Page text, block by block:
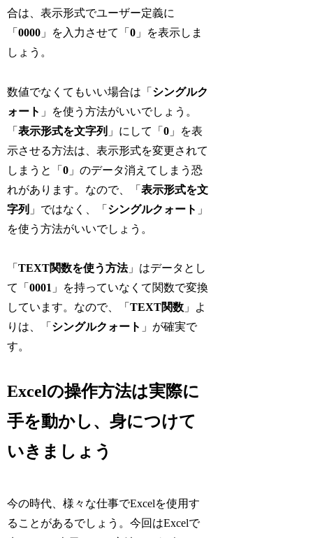
合は、表示形式でユーザー定義に
「0000 」を入力させて「0 」を表示しま
しょう。
数値でなくてもいい場合は「 シングルク
ォート 」を使う方法がいいでしょう。
「表示形式を文字列 」にして「0 」を表
示させる方法は、表示形式を変更されて
しまうと「0 」のデータ消えてしまう恐
れがあります。なので、「表示形式を文
字列 」ではなく、「 シングルクォート 」
を使う方法がいいでしょう。
「TEXT関数を使う方法」はデータとし
て「0001 」を持っていなくて関数で変換
しています。なので、「TEXT関数 」よ
りは、「 シングルクォート 」が確実で
す。
Excelの操作方法は実際に
手を動かし、身につけて
いきましょう
今の時代、様々な仕事でExcelを使用す
ることがあるでしょう。今回はExcelで